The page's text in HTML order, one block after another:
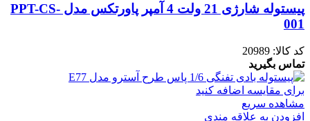
پیستوله شارژی 21 ولت 4 آمپر پاورتکس مدل PPT-CS-
001
کد کالا: 20989
تماس بگیرید
برای مقایسه اضافه کنید
مشاهده سریع
افزودن به علاقه مندی